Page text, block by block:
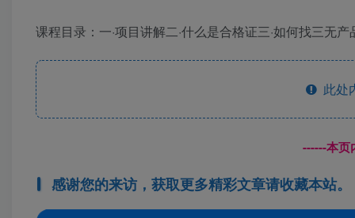
课程目录：一·项目讲解二·什么是合格证三·如何找三无
此处
------本页
感谢您的来访，获取更多精彩文章请收藏本站。